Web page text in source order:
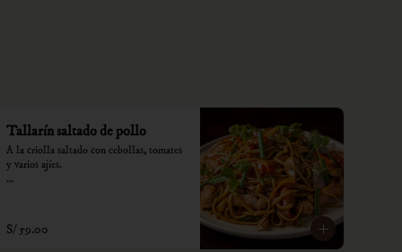
Tallarín saltado de pollo
A la criolla saltado con cebollas, tomates
y varios ajíes.
recargo al consumo.
S/ 59.00